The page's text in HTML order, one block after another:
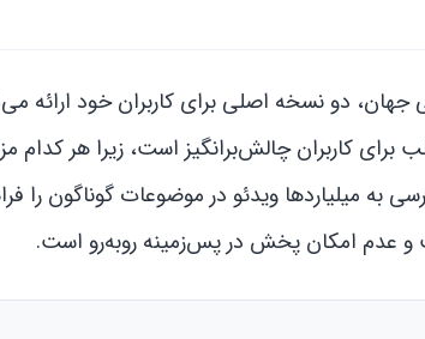
جهان، دو نسخه اصلی برای کاربران خود ارائه
کاربران چالش‌برانگیز است، زیرا هر کدام
میلیاردها ویدئو در موضوعات گوناگون را
و عدم امکان پخش در پس‌زمینه روبه‌رو است.